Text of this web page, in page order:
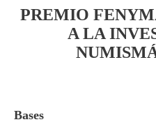
PREMIO
A LA
Bases